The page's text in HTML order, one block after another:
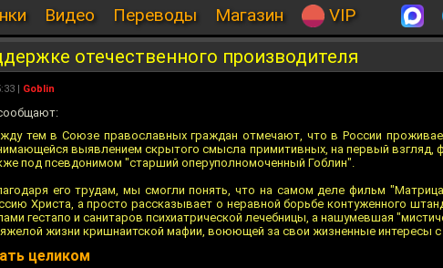
Видео Переводы Магазин VIP
отечественного производителя
| Goblin
тем в Союзе православных граждан отмечают, что в России
выявлением скрытого смысла примитивных, на первый взгляд,
под псевдонимом "старший оперуполномоченный Гоблин".
его трудам, мы смогли понять, что на самом деле фильм
Христа, а просто рассказывает о неравной борьбе контуженного
гестапо и санитаров психиатрической лечебницы, а нашумевшая
жизни кришнаитской мафии, воюющей за свои жизненные интересы
целиком